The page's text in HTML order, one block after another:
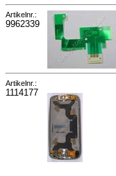
Artikelnr.:
9962339
Artikelnr.:
1114177